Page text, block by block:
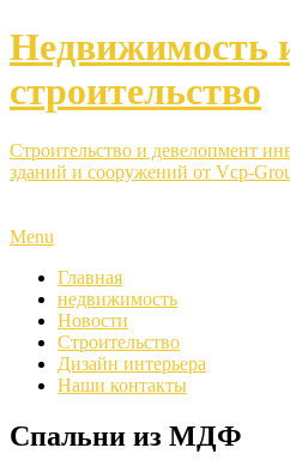
Недвижимость
строительство
Строительство и девелопмент
зданий и сооружений от Vcp-
Menu
Главная
недвижимость
Новости
Строительство
Дизайн интерьера
Наши контакты
Спальни из МДФ